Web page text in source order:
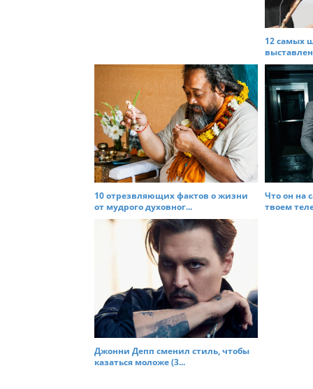
12 самых
10 отрезвляющих фактов о жизни
от мудрого духовног...
Что он на
твоем
Джонни Депп сменил стиль, чтобы
казаться моложе (3...